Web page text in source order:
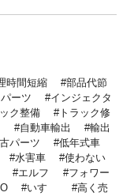
時間短縮
部品代節
ーツ
インジェクタ
ク整備
トラック修
自動車輸出
輸出
パーツ
低年式車
水害車
使わない
エルフ
フォワー
いすゞ
高く売